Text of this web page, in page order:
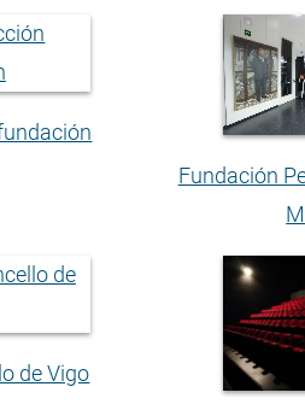
Fundación
de Vigo